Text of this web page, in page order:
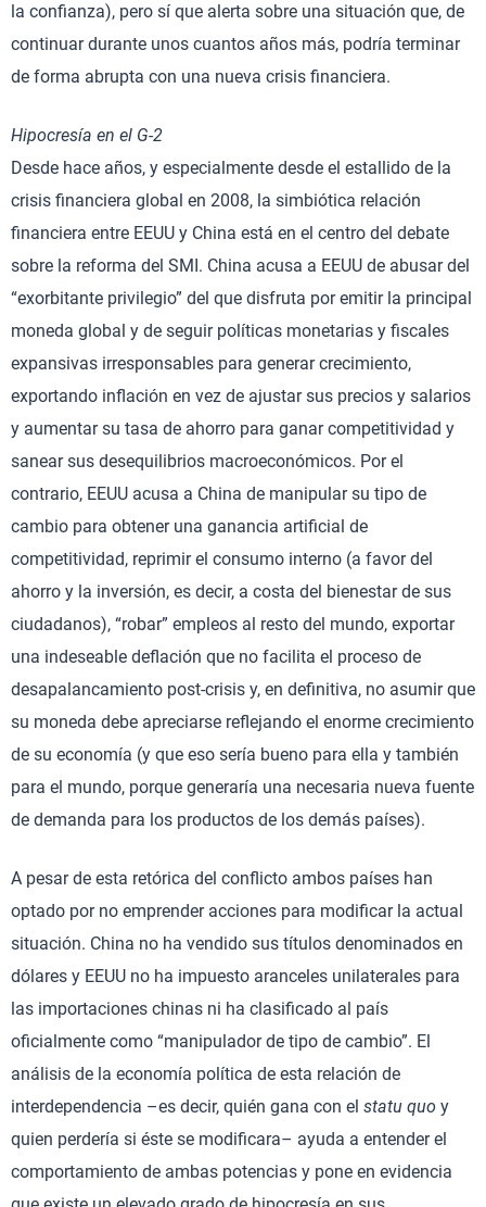
la confianza), pero sí que alerta sobre una situación que, de
continuar durante unos cuantos años más, podría terminar
de forma abrupta con una nueva crisis financiera.
Hipocresía en el G-2
Desde hace años, y especialmente desde el estallido de la
crisis financiera global en 2008, la simbiótica relación
financiera entre EEUU y China está en el centro del debate
sobre la reforma del SMI. China acusa a EEUU de abusar del
“exorbitante privilegio” del que disfruta por emitir la principal
moneda global y de seguir políticas monetarias y fiscales
expansivas irresponsables para generar crecimiento,
exportando inflación en vez de ajustar sus precios y salarios
y aumentar su tasa de ahorro para ganar competitividad y
sanear sus desequilibrios macroeconómicos. Por el
contrario, EEUU acusa a China de manipular su tipo de
cambio para obtener una ganancia artificial de
competitividad, reprimir el consumo interno (a favor del
ahorro y la inversión, es decir, a costa del bienestar de sus
ciudadanos), “robar” empleos al resto del mundo, exportar
una indeseable deflación que no facilita el proceso de
desapalancamiento post-crisis y, en definitiva, no asumir que
su moneda debe apreciarse reflejando el enorme crecimiento
de su economía (y que eso sería bueno para ella y también
para el mundo, porque generaría una necesaria nueva fuente
de demanda para los productos de los demás países).
A pesar de esta retórica del conflicto ambos países han
optado por no emprender acciones para modificar la actual
situación. China no ha vendido sus títulos denominados en
dólares y EEUU no ha impuesto aranceles unilaterales para
las importaciones chinas ni ha clasificado al país
oficialmente como “manipulador de tipo de cambio”. El
análisis de la economía política de esta relación de
interdependencia –es decir, quién gana con el statu quo y
quien perdería si éste se modificara– ayuda a entender el
comportamiento de ambas potencias y pone en evidencia